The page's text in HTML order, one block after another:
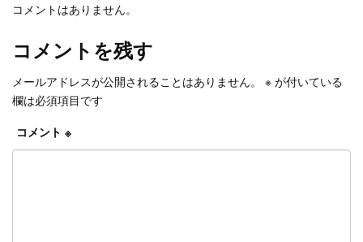
コメントはありません。
コメントを残す
メールアドレスが公開されることはありません。 ※ が付いている
欄は必須項目です
コメント ※